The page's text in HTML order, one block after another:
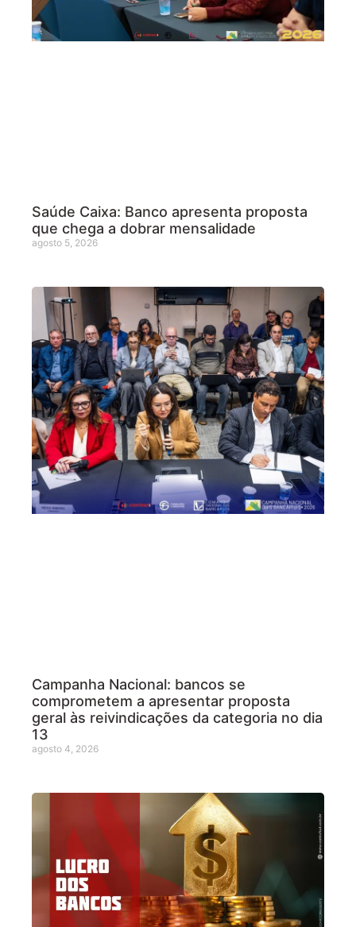
Saúde Caixa: Banco apresenta proposta
que chega a dobrar mensalidade
agosto 5, 2026
Campanha Nacional: bancos se
comprometem a apresentar proposta
geral às reivindicações da categoria no dia
13
agosto 4, 2026